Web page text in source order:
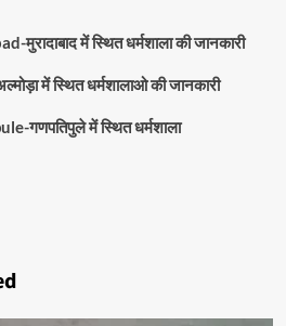
में स्थित धर्मशाला की जानकारी
में स्थित धर्मशालाओ की जानकारी
गणपतिपुले में स्थित धर्मशाला